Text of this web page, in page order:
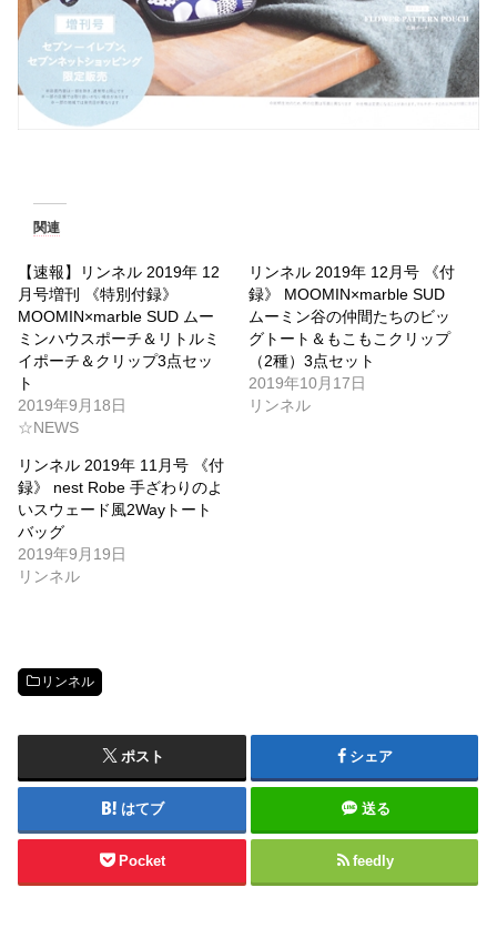
関連
【速報】リンネル 2019年 12
月号増刊 《特別付録》
MOOMIN×marble SUD ムー
ミンハウスポーチ＆リトルミ
イポーチ＆クリップ3点セッ
ト
2019年9月18日
☆NEWS
リンネル 2019年 12月号 《付
録》 MOOMIN×marble SUD
ムーミン谷の仲間たちのビッ
グトート＆もこもこクリップ
（2種）3点セット
2019年10月17日
リンネル
リンネル 2019年 11月号 《付
録》 nest Robe 手ざわりのよ
いスウェード風2Wayトート
バッグ
2019年9月19日
リンネル
リンネル
ポスト シェア
はてブ 送る
Pocket feedly